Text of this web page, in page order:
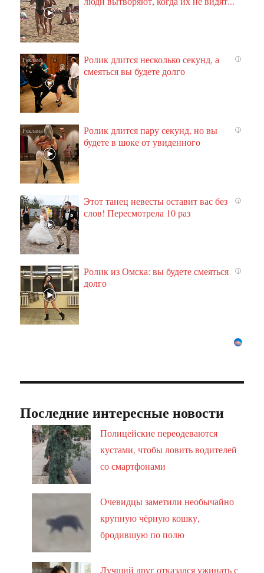
i
Ролик длится несколько секунд, а
смеяться вы будете долго
i
Ролик длится пару секунд, но вы
будете в шоке от увиденного
i
Этот танец невесты оставит вас без
слов! Пересмотрела 10 раз
i
Ролик из Омска: вы будете смеяться
долго
Последние интересные новости
Полицейские переодеваются
кустами, чтобы ловить водителей
со смартфонами
Очевидцы заметили необычайно
крупную чёрную кошку,
бродившую по полю
Лучший друг отказался ужинать с